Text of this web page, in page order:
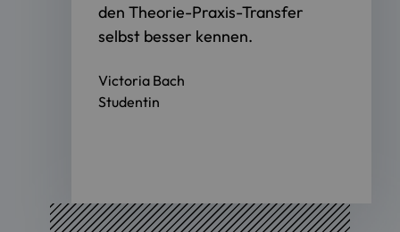
den Theorie-Praxis-Transfer
selbst besser kennen.
Victoria Bach
Studentin